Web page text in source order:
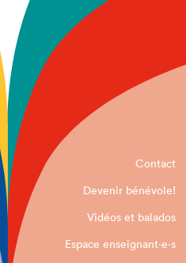
Contact
Devenir bénévole!
Vidéos et balados
Espace enseignant·e⋅s